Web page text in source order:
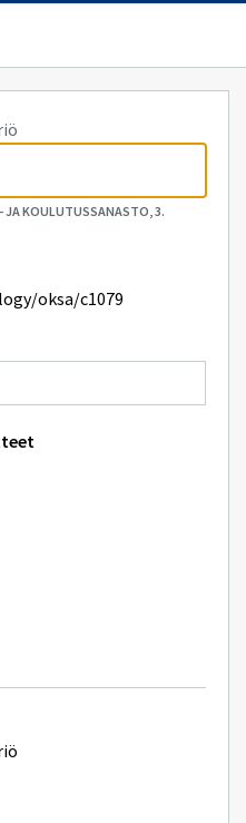
JA KOULUTUSSANASTO, 3.
oksa/c1079